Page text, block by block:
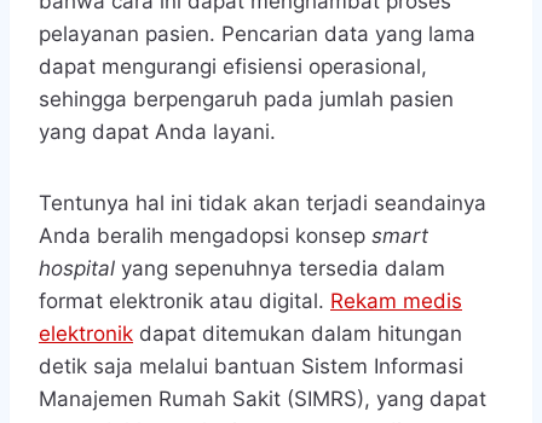
pelayanan pasien. Pencarian data yang lama
dapat mengurangi efisiensi operasional,
sehingga berpengaruh pada jumlah pasien
yang dapat Anda layani.
Tentunya hal ini tidak akan terjadi seandainya
Anda beralih mengadopsi konsep smart
hospital yang sepenuhnya tersedia dalam
format elektronik atau digital. Rekam medis
elektronik dapat ditemukan dalam hitungan
detik saja melalui bantuan Sistem Informasi
Manajemen Rumah Sakit (SIMRS), yang dapat